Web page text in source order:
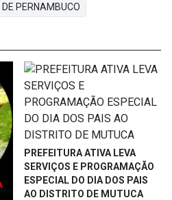
PERNAMBUCO
PREFEITURA ATIVA LEVA
SERVIÇOS E PROGRAMAÇÃO
ESPECIAL DO DIA DOS PAIS
AO DISTRITO DE MUTUCA